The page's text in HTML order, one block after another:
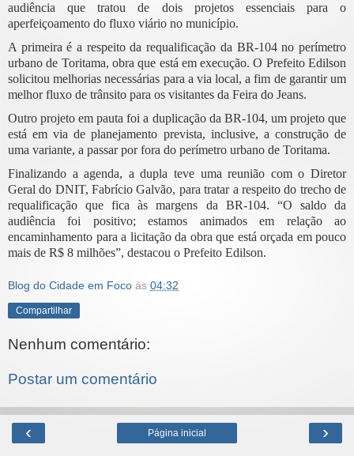
audiência que tratou de dois projetos essenciais para o
aperfeiçoamento do fluxo viário no município.
A primeira é a respeito da requalificação da BR-104 no perímetro
urbano de Toritama, obra que está em execução. O Prefeito Edilson
solicitou melhorias necessárias para a via local, a fim de garantir um
melhor fluxo de trânsito para os visitantes da Feira do Jeans.
Outro projeto em pauta foi a duplicação da BR-104, um projeto que
está em via de planejamento prevista, inclusive, a construção de
uma variante, a passar por fora do perímetro urbano de Toritama.
Finalizando a agenda, a dupla teve uma reunião com o Diretor
Geral do DNIT, Fabrício Galvão, para tratar a respeito do trecho de
requalificação que fica às margens da BR-104. “O saldo da
audiência foi positivo; estamos animados em relação ao
encaminhamento para a licitação da obra que está orçada em pouco
mais de R$ 8 milhões”, destacou o Prefeito Edilson.
Blog do Cidade em Foco às 04:32
Compartilhar
Nenhum comentário:
Postar um comentário
‹ ›
Página inicial